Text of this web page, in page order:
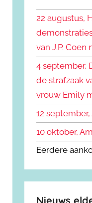
n
a
a
r
:
22 augustus,
van J.P. Coen
4 september,
de strafzaak
vrouw Emily
12
10 oktober,
Eerdere
Nieuws